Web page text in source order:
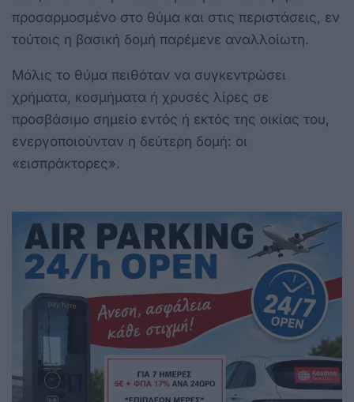
προσαρμοσμένο στο θύμα και στις περιστάσεις, εν
τούτοις η βασική δομή παρέμενε αναλλοίωτη.
Μόλις το θύμα πειθόταν να συγκεντρώσει
χρήματα, κοσμήματα ή χρυσές λίρες σε
προσβάσιμο σημείο εντός ή εκτός της οικίας του,
ενεργοποιούνταν η δεύτερη δομή: οι
«εισπράκτορες».